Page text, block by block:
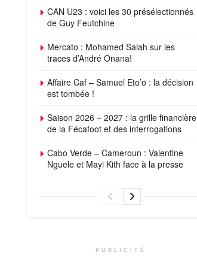
CAN U23 : voici les 30 présélectionnés
de Guy Feutchine
Mercato : Mohamed Salah sur les
traces d’André Onana!
Affaire Caf – Samuel Eto’o : la décision
est tombée !
Saison 2026 – 2027 : la grille financière
de la Fécafoot et des interrogations
Cabo Verde – Cameroun : Valentine
Nguele et Mayi Kith face à la presse
PUBLICITÉ